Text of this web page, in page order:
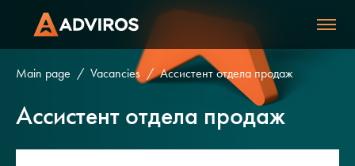
Main page Vacancies Ассистент отдела продаж
Ассистент отдела продаж